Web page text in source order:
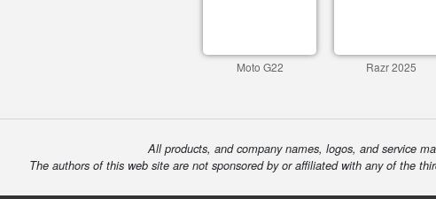
Moto G22 Razr 2025
All products, and company names, logos, and service
The authors of this web site are not sponsored by or affiliated with any of the